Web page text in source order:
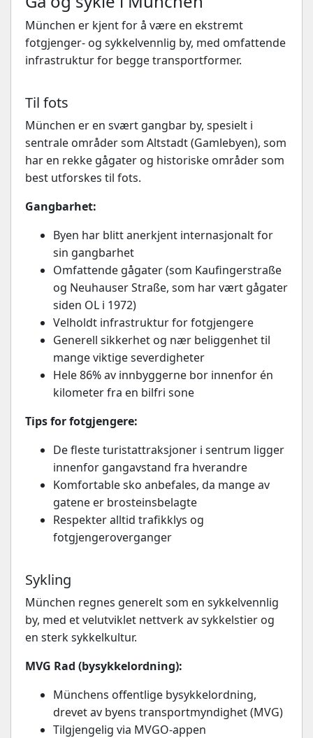
München er kjent for å være en ekstremt
fotgjenger- og sykkelvennlig by, med omfattende
infrastruktur for begge transportformer.
Til fots
München er en svært gangbar by, spesielt i
sentrale områder som Altstadt (Gamlebyen), som
har en rekke gågater og historiske områder som
best utforskes til fots.
Gangbarhet:
Byen har blitt anerkjent internasjonalt for
sin gangbarhet
Omfattende gågater (som Kaufingerstraße
og Neuhauser Straße, som har vært gågater
siden OL i 1972)
Velholdt infrastruktur for fotgjengere
Generell sikkerhet og nær beliggenhet til
mange viktige severdigheter
Hele 86% av innbyggerne bor innenfor én
kilometer fra en bilfri sone
Tips for fotgjengere:
De fleste turistattraksjoner i sentrum ligger
innenfor gangavstand fra hverandre
Komfortable sko anbefales, da mange av
gatene er brosteinsbelagte
Respekter alltid trafikklys og
fotgjengeroverganger
Sykling
München regnes generelt som en sykkelvennlig
by, med et velutviklet nettverk av sykkelstier og
en sterk sykkelkultur.
MVG Rad (bysykkelordning):
Münchens offentlige bysykkelordning,
drevet av byens transportmyndighet (MVG)
Tilgjengelig via MVGO-appen